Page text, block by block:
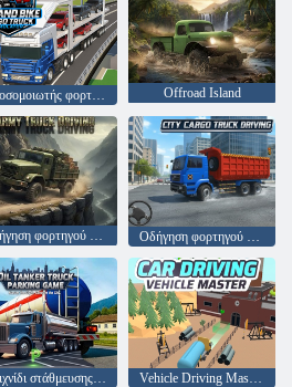
Προσομοιωτής φορτηγών αυτοκινήτων και ποδηλάτων Offroad Island
Οδήγηση φορτηγού Στρατού Οδήγηση φορτηγού City Cargo
Παιχνίδι στάθμευσης φορτηγών πετρελαιοφόρων Vehicle Driving Master Game